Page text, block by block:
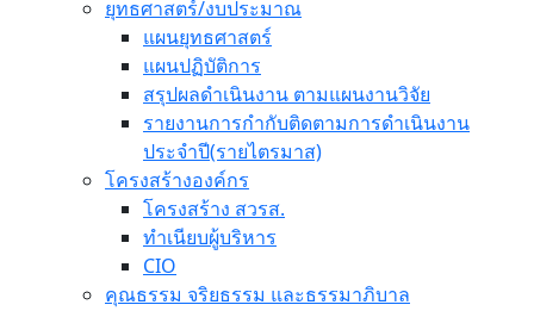
ยุทธศาสตร์/งบประมาณ
แผนยุทธศาสตร์
แผนปฏิบัติการ
สรุปผลดำเนินงาน ตามแผนงานวิจัย
รายงานการกำกับติดตามการดำเนินงาน
ประจำปี(รายไตรมาส)
โครงสร้างองค์กร
โครงสร้าง สวรส.
ทำเนียบผู้บริหาร
CIO
คุณธรรม จริยธรรม และธรรมาภิบาล